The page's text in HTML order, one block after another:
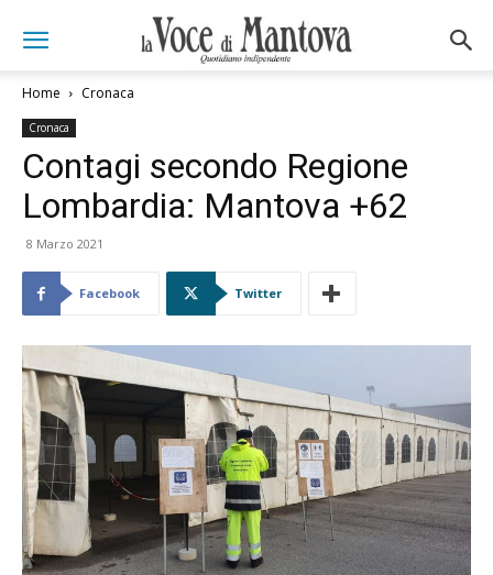
Home Cronaca
Cronaca
Contagi secondo Regione
Lombardia: Mantova +62
8 Marzo 2021
Facebook Twitter